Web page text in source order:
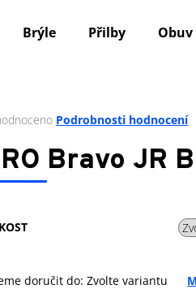
Brýle Přilby Obuv
Podrobnosti hodnocení
Bravo JR
doručit do: Zvolte variantu